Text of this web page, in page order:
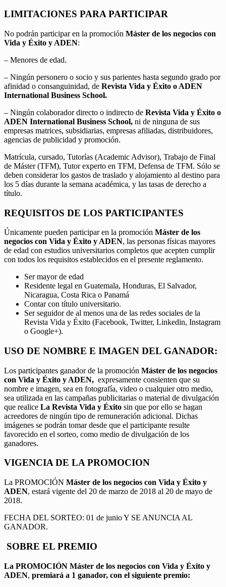
LIMITACIONES PARA PARTICIPAR
No podrán participar en la promoción Máster de los negocios con
Vida y Éxito y ADEN:
– Menores de edad.
– Ningún personero o socio y sus parientes hasta segundo grado por
afinidad o consanguinidad, de Revista Vida y Éxito o ADEN
International Business School.
– Ningún colaborador directo o indirecto de Revista Vida y Éxito o
ADEN International Business School, ni de ninguna de sus
empresas matrices, subsidiarias, empresas afiliadas, distribuidores,
agencias de publicidad y promoción.
Matrícula, cursado, Tutorías (Academic Advisor), Trabajo de Final
de Máster (TFM), Tutor experto en TFM, Defensa de TFM. Sólo se
deben considerar los gastos de traslado y alojamiento al destino para
los 5 días durante la semana académica, y las tasas de derecho a
título.
REQUISITOS DE LOS PARTICIPANTES
Únicamente pueden participar en la promoción Máster de los
negocios con Vida y Éxito y ADEN, las personas físicas mayores
de edad con estudios universitarios completos que acepten cumplir
con todos los requisitos establecidos en el presente reglamento.
Ser mayor de edad
Residente legal en Guatemala, Honduras, El Salvador,
Nicaragua, Costa Rica o Panamá
Contar con título universitario.
Ser seguidor de al menos una de las redes sociales de la
Revista Vida y Éxito (Facebook, Twitter, Linkedin, Instagram
o Google+).
USO DE NOMBRE E IMAGEN DEL GANADOR:
Los participantes ganador de la promoción Máster de los negocios
con Vida y Éxito y ADEN, expresamente consienten que su
nombre e imagen, sea en fotografía, video o cualquier otro medio,
sea utilizada en las campañas publicitarias o material de divulgación
que realice La Revista Vida y Éxito sin que por ello se hagan
acreedores de ningún tipo de remuneración adicional. Dichas
imágenes se podrán tomar desde que el participante resulte
favorecido en el sorteo, como medio de divulgación de los
ganadores.
VIGENCIA DE LA PROMOCION
La PROMOCIÓN Máster de los negocios con Vida y Éxito y
ADEN, estará vigente del 20 de marzo de 2018 al 20 de mayo de
2018.
FECHA DEL SORTEO: 01 de junio Y SE ANUNCIA AL
GANADOR.
SOBRE EL PREMIO
La PROMOCIÓN Máster de los negocios con Vida y Éxito y
ADEN, premiará a 1 ganador, con el siguiente premio: